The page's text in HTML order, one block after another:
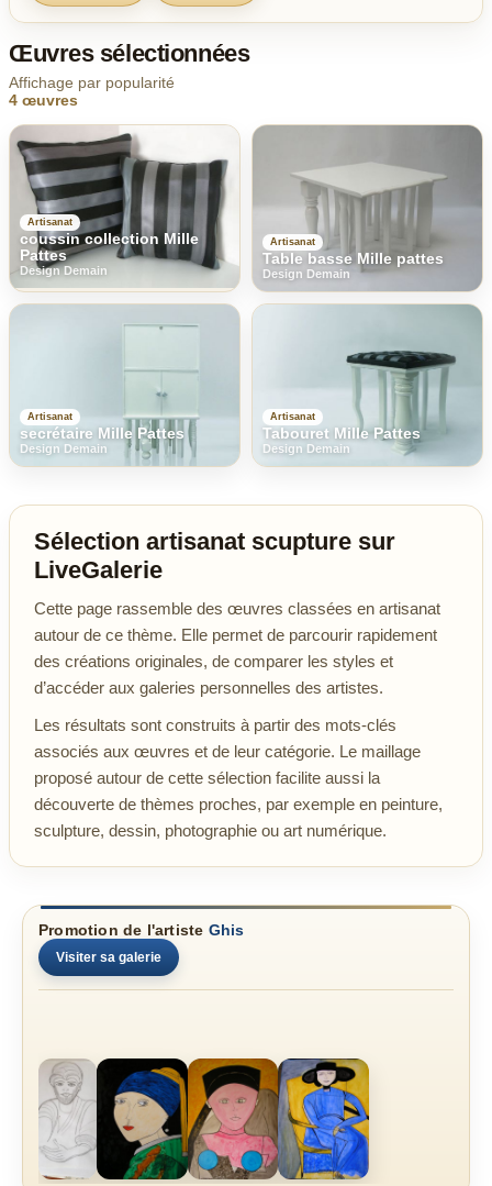
Œuvres sélectionnées
Affichage par popularité
4 œuvres
Artisanat
coussin collection Mille
Pattes
Design Demain
Artisanat
Table basse Mille pattes
Design Demain
Artisanat
secrétaire Mille Pattes
Design Demain
Artisanat
Tabouret Mille Pattes
Design Demain
Sélection artisanat scupture sur
LiveGalerie
Cette page rassemble des œuvres classées en artisanat
autour de ce thème. Elle permet de parcourir rapidement
des créations originales, de comparer les styles et
d’accéder aux galeries personnelles des artistes.
Les résultats sont construits à partir des mots-clés
associés aux œuvres et de leur catégorie. Le maillage
proposé autour de cette sélection facilite aussi la
découverte de thèmes proches, par exemple en peinture,
sculpture, dessin, photographie ou art numérique.
Promotion de l'artiste Ghis
Visiter sa galerie